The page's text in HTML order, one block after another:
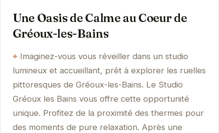
Une Oasis de Calme au Coeur de
Gréoux-les-Bains
Imaginez-vous vous réveiller dans un studio
lumineux et accueillant, prêt à explorer les ruelles
pittoresques de Gréoux-les-Bains. Le Studio
Gréoux les Bains vous offre cette opportunité
unique. Profitez de la proximité des thermes pour
des moments de pure relaxation. Après une